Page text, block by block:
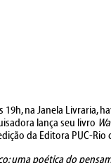
19h, na Janela Livraria,
lança seu livro
da Editora PUC-Rio
uma poética do